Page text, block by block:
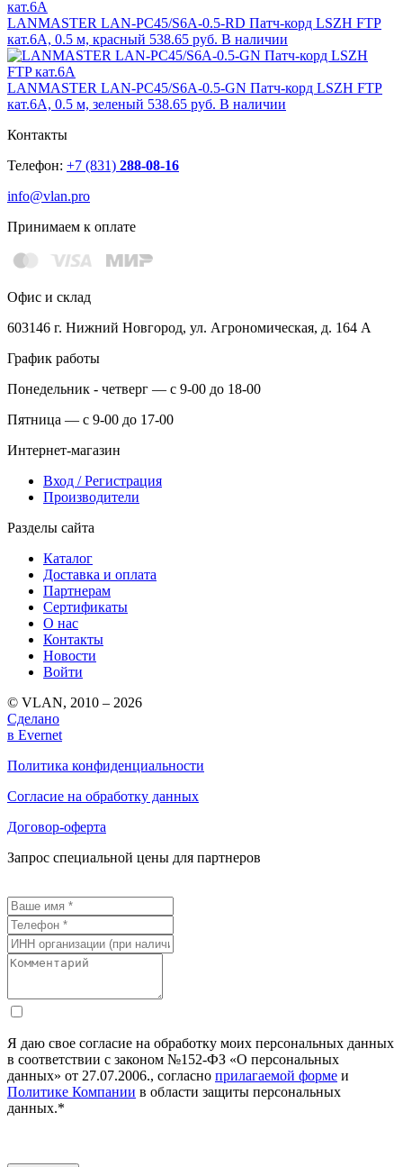
LANMASTER LAN-PC45/S6A-0.5-RD Патч-корд LSZH FTP
кат.6A, 0.5 м, красный 538.65 руб. В наличии
LANMASTER LAN-PC45/S6A-0.5-GN Патч-корд LSZH FTP
кат.6A, 0.5 м, зеленый 538.65 руб. В наличии
Контакты
Телефон: +7 (831) 288-08-16
info@vlan.pro
Принимаем к оплате
Офис и склад
603146 г. Нижний Новгород, ул. Агрономическая, д. 164 А
График работы
Понедельник - четверг — с 9-00 до 18-00
Пятница — с 9-00 до 17-00
Интернет-магазин
Вход / Регистрация
Производители
Разделы сайта
Каталог
Доставка и оплата
Партнерам
Сертификаты
О нас
Контакты
Новости
Войти
© VLAN, 2010 – 2026
Сделано
в Evernet
Политика конфиденциальности
Согласие на обработку данных
Договор-оферта
Запрос специальной цены для партнеров
Я даю свое согласие на обработку моих персональных данных
в соответствии с законом №152-ФЗ «О персональных
данных» от 27.07.2006., согласно прилагаемой форме и
Политике Компании в области защиты персональных
данных.*